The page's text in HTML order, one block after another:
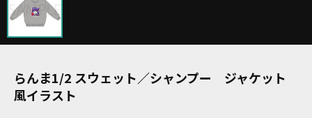
らんま1/2 スウェット／シャンプー ジャケット
風イラスト